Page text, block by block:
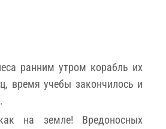
ранним утром корабль их
время учебы закончилось и
на земле! Вредоносных